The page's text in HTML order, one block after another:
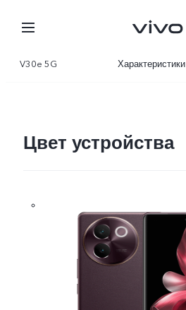
V30e 5G Характеристики
Цвет устройства